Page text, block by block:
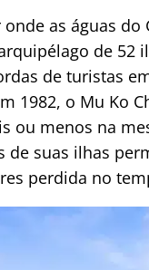
as águas
de 52
de turistas
1982, o Mu Ko
ou menos na
de suas ilhas
perdida no